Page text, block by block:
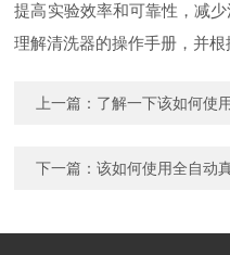
提高实验效率和可靠性，减
理解清洗器的操作手册，并根
上一篇： 了解一下该如何使
下一篇：该如何使用全自动